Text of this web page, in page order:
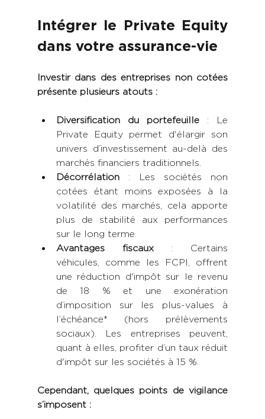
Intégrer le Private Equity
dans votre assurance-vie
Investir dans des entreprises non cotées
présente plusieurs atouts :
Diversification du portefeuille : Le
Private Equity permet d'élargir son
univers d’investissement au-delà des
marchés financiers traditionnels.
Décorrélation : Les sociétés non
cotées étant moins exposées à la
volatilité des marchés, cela apporte
plus de stabilité aux performances
sur le long terme.
Avantages fiscaux : Certains
véhicules, comme les FCPI, offrent
une réduction d'impôt sur le revenu
de 18 % et une exonération
d’imposition sur les plus-values à
l’échéance* (hors prélèvements
sociaux). Les entreprises peuvent,
quant à elles, profiter d’un taux réduit
d'impôt sur les sociétés à 15 %.
Cependant, quelques points de vigilance
s’imposent :